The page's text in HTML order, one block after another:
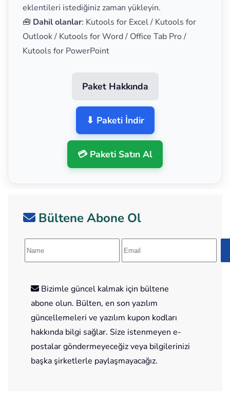
eklentileri istediğiniz zaman yükleyin.
🧰 Dahil olanlar: Kutools for Excel / Kutools for
Outlook / Kutools for Word / Office Tab Pro /
Kutools for PowerPoint
Paket Hakkında
⬇ Paketi İndir
💳 Paketi Satın Al
Bültene Abone Ol
Bizimle güncel kalmak için bültene
abone olun. Bülten, en son yazılım
güncellemeleri ve yazılım kupon kodları
hakkında bilgi sağlar. Size istenmeyen e-
postalar göndermeyeceğiz veya bilgilerinizi
başka şirketlerle paylaşmayacağız.